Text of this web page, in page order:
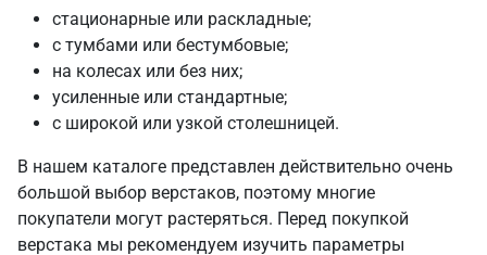
стационарные или раскладные;
с тумбами или бестумбовые;
на колесах или без них;
усиленные или стандартные;
с широкой или узкой столешницей.
В нашем каталоге представлен действительно очень
большой выбор верстаков, поэтому многие
покупатели могут растеряться. Перед покупкой
верстака мы рекомендуем изучить параметры